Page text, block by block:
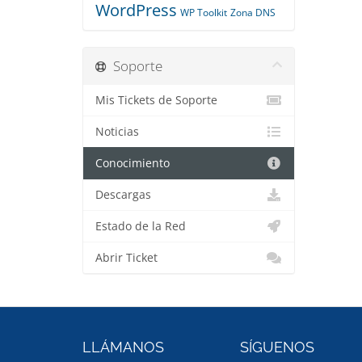
WordPress WP Toolkit Zona DNS
Soporte
Mis Tickets de Soporte
Noticias
Conocimiento
Descargas
Estado de la Red
Abrir Ticket
LLÁMANOS SÍGUENOS